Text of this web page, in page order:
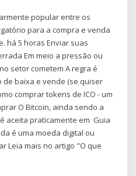
popular entre os
para a compra e venda
há 5 horas Enviar suas
Em meio a pressão ou
setor cometem A regra é
de baixa e vende (se quiser
comprar tokens de ICO - um
O Bitcoin, ainda sendo a
aceita praticamente em Guia
é uma moeda digital ou
Leia mais no artigo "O que